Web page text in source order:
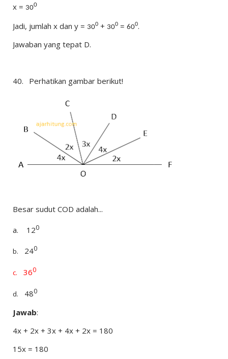
x = 300
Jadi, jumlah x dan y = 300+ 300= 600.
Jawaban yang tepat D.
40. Perhatikan gambar berikut!
Besar sudut COD adalah...
a. 120
b. 240
c. 360
d. 480
Jawab:
4x + 2x + 3x + 4x + 2x = 180
15x = 180